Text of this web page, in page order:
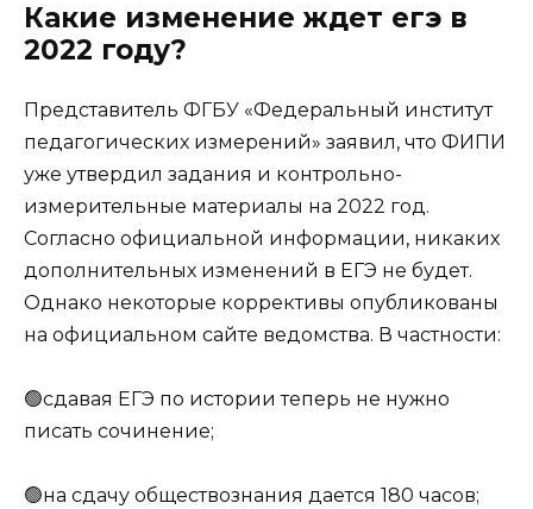
Какие изменение ждет егэ в
2022 году?
Представитель ФГБУ «Федеральный институт
педагогических измерений» заявил, что ФИПИ
уже утвердил задания и контрольно-
измерительные материалы на 2022 год.
Согласно официальной информации, никаких
дополнительных изменений в ЕГЭ не будет.
Однако некоторые коррективы опубликованы
на официальном сайте ведомства. В частности:
🟢сдавая ЕГЭ по истории теперь не нужно
писать сочинение;
🟢на сдачу обществознания дается 180 часов;